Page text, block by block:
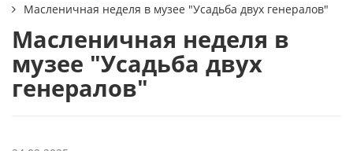
Масленичная неделя в музее "Усадьба двух генералов"
Масленичная неделя в
музее "Усадьба двух
генералов"